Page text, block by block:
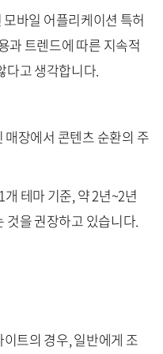
모바일 어플리케이션 특허
과 트렌드에 따른 지속적
다고 생각합니다.
매장에서 콘텐츠 순환의 주
개 테마 기준, 약 2년~2년
것을 권장하고 있습니다.
이트의 경우, 일반에게 조